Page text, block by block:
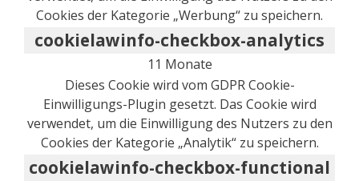
Cookies der Kategorie „Werbung“ zu speichern.
cookielawinfo-checkbox-analytics
11 Monate
Dieses Cookie wird vom GDPR Cookie-
Einwilligungs-Plugin gesetzt. Das Cookie wird
verwendet, um die Einwilligung des Nutzers zu den
Cookies der Kategorie „Analytik“ zu speichern.
cookielawinfo-checkbox-functional